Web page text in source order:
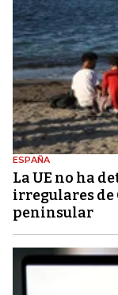
ESPAÑA
La UE no ha
irregulares de
peninsular